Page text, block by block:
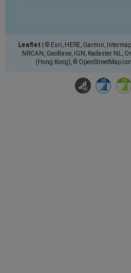
Leaflet
© Esri, HERE, Garmin,
NRCAN, GeoBase, IGN, Kadaster NL,
(Hong Kong), © OpenStreetMap